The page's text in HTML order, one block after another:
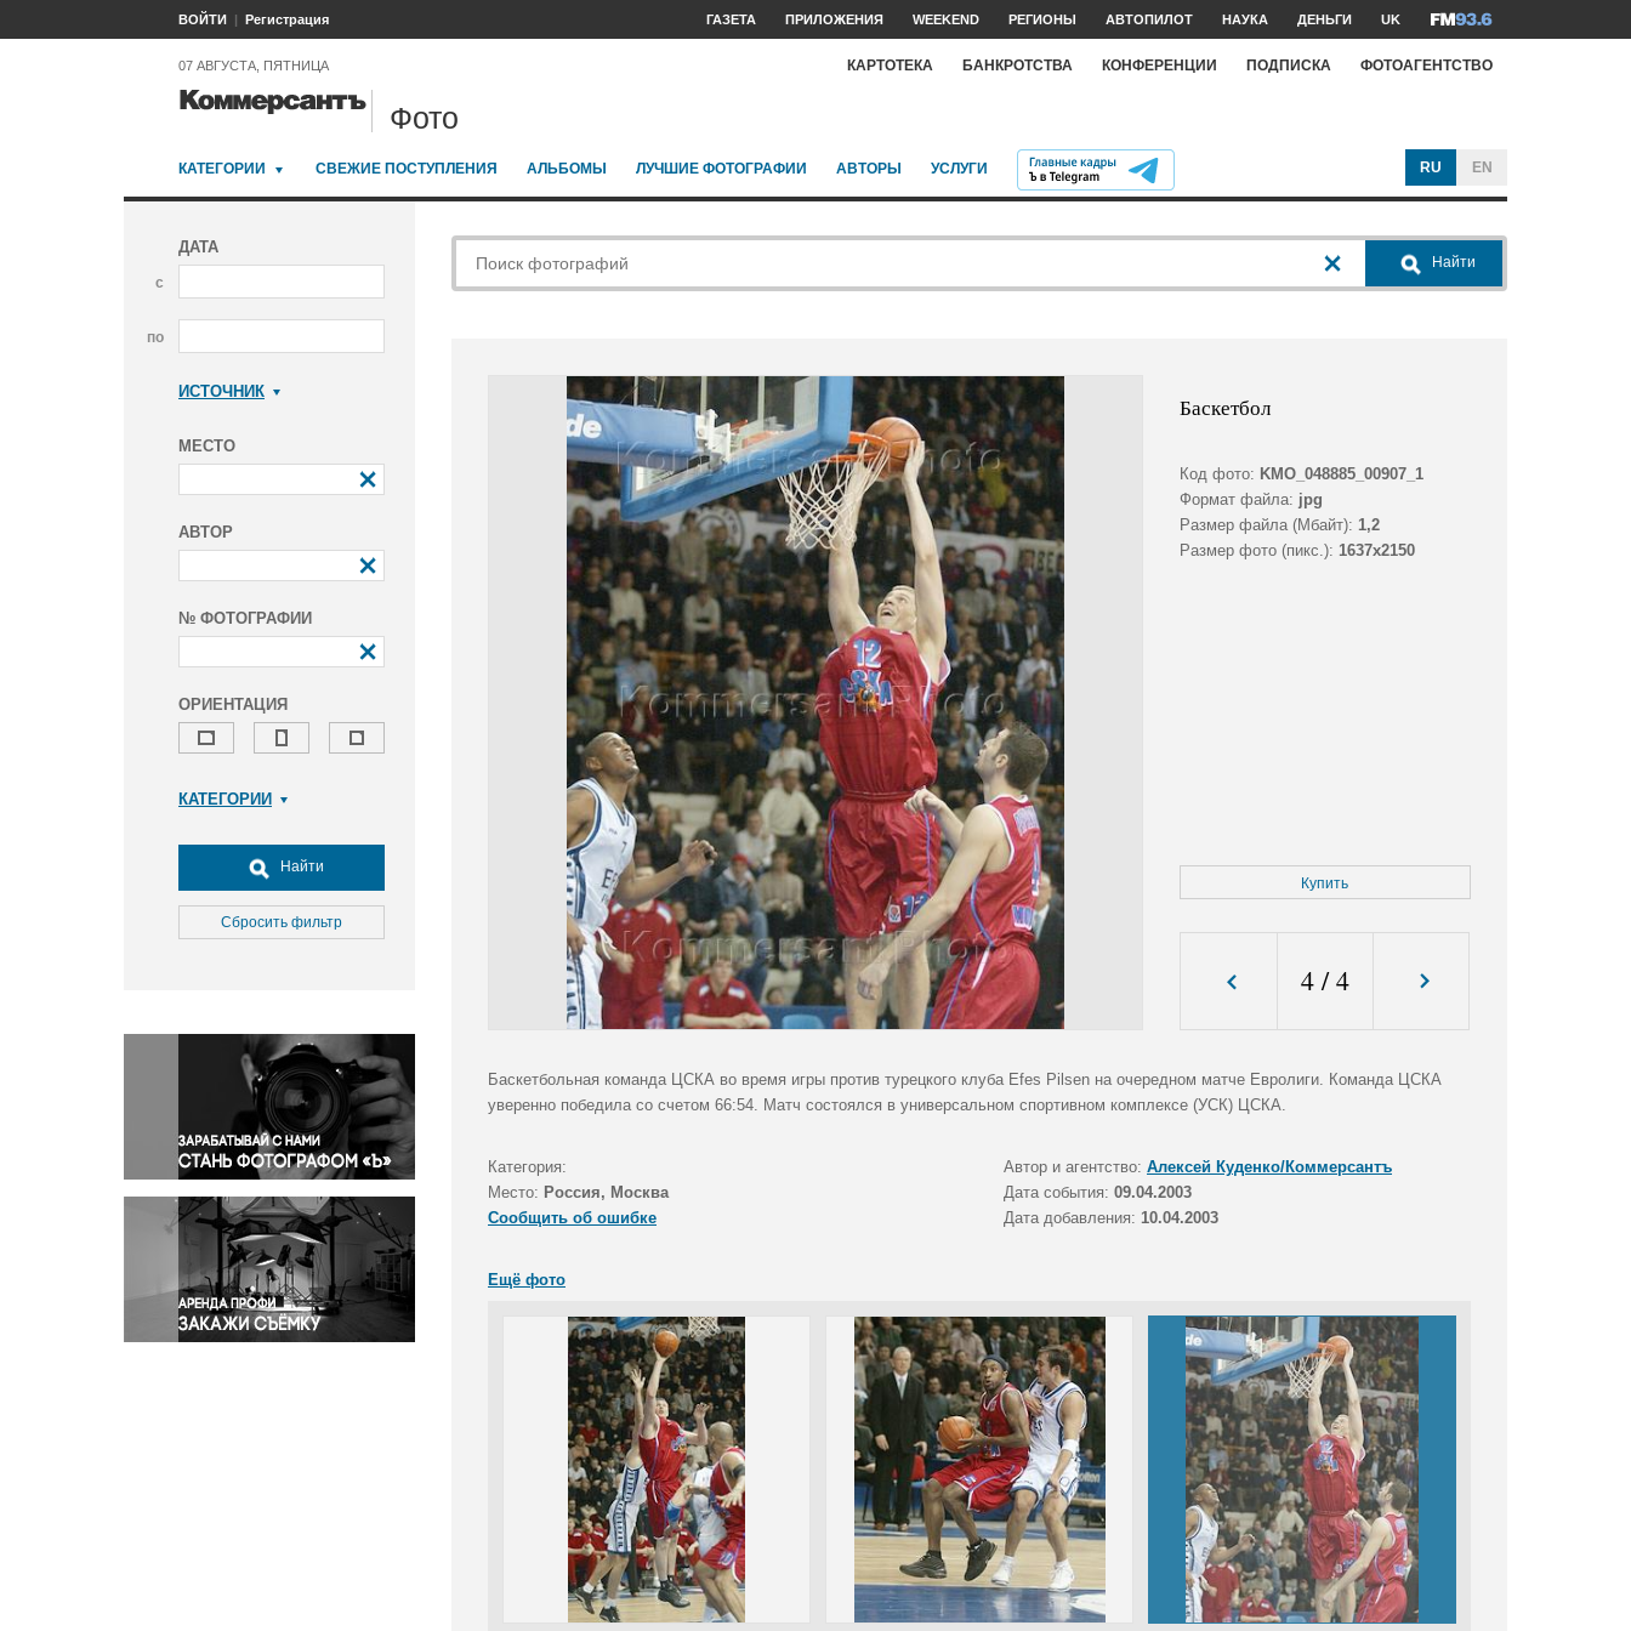
ВОЙТИ Регистрация ГАЗЕТА ПРИЛОЖЕНИЯ WEEKEND РЕГИОНЫ АВТОПИЛОТ НАУКА ДЕНЬГИ UK
07 АВГУСТА, ПЯТНИЦА КАРТОТЕКА БАНКРОТСТВА КОНФЕРЕНЦИИ ПОДПИСКА ФОТОАГЕНТСТВО
Фото
КАТЕГОРИИ СВЕЖИЕ ПОСТУПЛЕНИЯ АЛЬБОМЫ ЛУЧШИЕ ФОТОГРАФИИ АВТОРЫ УСЛУГИ RU EN
ДАТА
с
по
ИСТОЧНИК
МЕСТО
АВТОР
№ ФОТОГРАФИИ
ОРИЕНТАЦИЯ
КАТЕГОРИИ
Досуг, туризм и отдых
Культура
Медицина
Окружающая среда
Политика
Правосудие
Происшествия и конфликты
Религия
Светская жизнь
Спорт
Экология
Экономика и бизнес
Найти
Сбросить фильтр
Найти
Баскетбол
Код фото: KMO_048885_00907_1
Формат файла: jpg
Размер файла (Мбайт): 1,2
Размер фото (пикс.): 1637x2150
Купить
4/4
Баскетбольная команда ЦСКА во время игры против турецкого клуба Efes Pilsen на очередном матче Евролиги. Команда ЦСКА
уверенно победила со счетом 66:54. Матч состоялся в универсальном спортивном комплексе (УСК) ЦСКА.
Категория: Автор и агентство: Алексей Куденко/Коммерсантъ
Место: Россия, Москва Дата события: 09.04.2003
Сообщить об ошибке
Дата добавления: 10.04.2003
Ещё фото